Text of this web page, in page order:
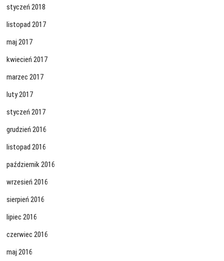
styczeń 2018
listopad 2017
maj 2017
kwiecień 2017
marzec 2017
luty 2017
styczeń 2017
grudzień 2016
listopad 2016
październik 2016
wrzesień 2016
sierpień 2016
lipiec 2016
czerwiec 2016
maj 2016